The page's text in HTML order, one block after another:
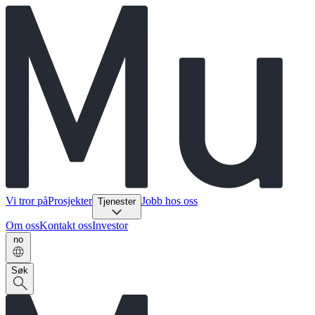
Vi tror påProsjekter Tjenester Jobb hos oss
Om ossKontakt ossInvestor
no
Søk